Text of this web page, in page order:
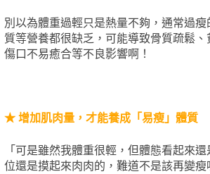
別以為體重過輕只是熱量不夠，通常過
質等營養都很缺乏，可能導致骨質疏鬆
傷口不易癒合等不良影響啊！
★ 增加肌肉量，才能養成「易瘦」體質
「可是雖然我體重很輕，但體態看起來
位還是摸起來肉肉的，難道不是該再變瘦